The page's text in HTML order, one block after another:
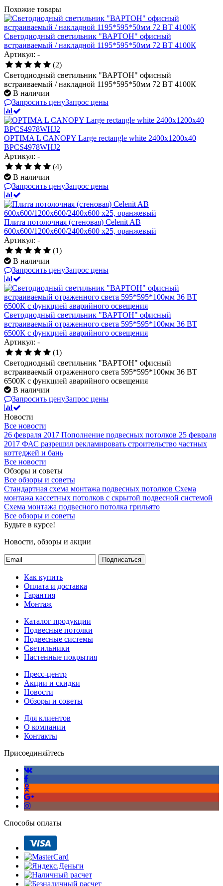
Похожие товары
Светодиодный светильник "ВАРТОН" офисный
встраиваемый / накладной 1195*595*50мм 72 ВТ 4100К
Артикул: -
(2)
Светодиодный светильник "ВАРТОН" офисный
встраиваемый / накладной 1195*595*50мм 72 ВТ 4100К
В наличии
Запросить ценуЗапрос цены
OPTIMA L CANOPY Large rectangle white 2400x1200x40
BPCS4978WHJ2
Артикул: -
(4)
В наличии
Запросить ценуЗапрос цены
Плита потолочная (стеновая) Celenit AB
600x600/1200x600/2400x600 x25, оранжевый
Артикул: -
(1)
В наличии
Запросить ценуЗапрос цены
Светодиодный светильник "ВАРТОН" офисный
встраиваемый отраженного света 595*595*100мм 36 ВТ
6500К с функцией аварийного освещения
Артикул: -
(1)
Светодиодный светильник "ВАРТОН" офисный
встраиваемый отраженного света 595*595*100мм 36 ВТ
6500К с функцией аварийного освещения
В наличии
Запросить ценуЗапрос цены
Новости
Все новости
26 февраля 2017 Пополнение подвесных потолков 25 февраля
2017 ФАС разрешил рекламировать строительство частных
коттеджей и бань
Все новости
Обзоры и советы
Все обзоры и советы
Стандартная схема монтажа подвесных потолков Схема
монтажа кассетных потолков с скрытой подвесной системой
Схема монтажа подвесного потолка грильято
Все обзоры и советы
Будьте в курсе!
Новости, обзоры и акции
Подписаться
Как купить
Оплата и доставка
Гарантия
Монтаж
Каталог продукции
Подвесные потолки
Подвесные системы
Светильники
Настенные покрытия
Пресс-центр
Акции и скидки
Новости
Обзоры и советы
Для клиентов
О компании
Контакты
Присоединяйтесь
Способы оплаты